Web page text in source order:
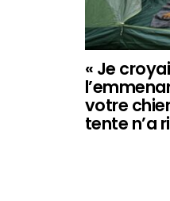
« Je
votre
tente n’a